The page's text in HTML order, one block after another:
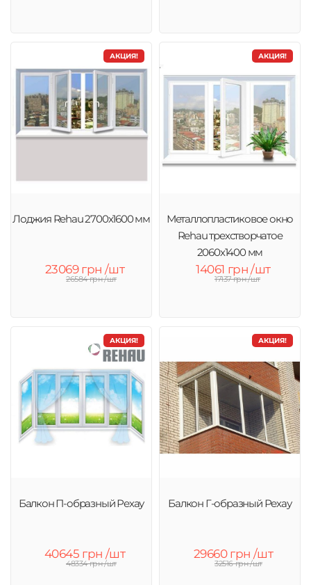
АКЦИЯ!
Лоджия Rehau 2700х1600 мм
23069 грн /шт
26584 грн /шт
АКЦИЯ!
Металлопластиковое окно
Rehau трехстворчатое
2060х1400 мм
14061 грн /шт
17137 грн /шт
АКЦИЯ!
Балкон П-образный Рехау
40645 грн /шт
48334 грн /шт
АКЦИЯ!
Балкон Г-образный Рехау
29660 грн /шт
32516 грн /шт